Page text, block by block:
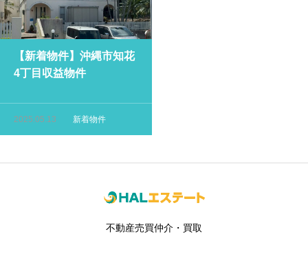
【新着物件】沖縄市知花
4丁目収益物件
2025.05.13 新着物件
不動産売買仲介・買取